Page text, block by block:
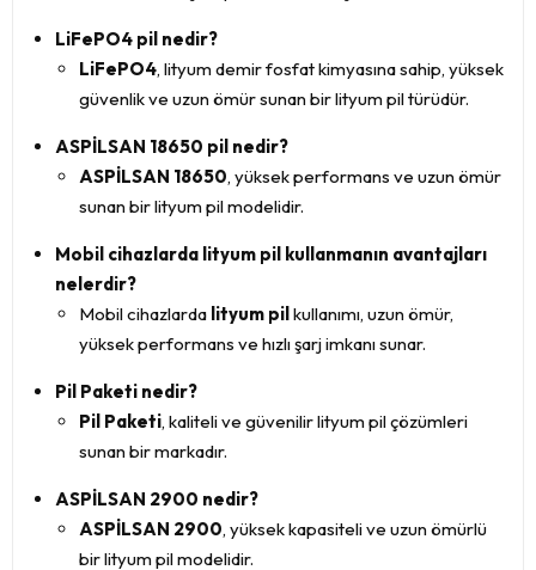
LiFePO4 pil nedir?
LiFePO4, lityum demir fosfat kimyasına sahip, yüksek
güvenlik ve uzun ömür sunan bir lityum pil türüdür.
ASPİLSAN 18650 pil nedir?
ASPİLSAN 18650, yüksek performans ve uzun ömür
sunan bir lityum pil modelidir.
Mobil cihazlarda lityum pil kullanmanın avantajları
nelerdir?
Mobil cihazlarda lityum pilkullanımı, uzun ömür,
yüksek performans ve hızlı şarj imkanı sunar.
Pil Paketi nedir?
Pil Paketi, kaliteli ve güvenilir lityum pil çözümleri
sunan bir markadır.
ASPİLSAN 2900 nedir?
ASPİLSAN 2900, yüksek kapasiteli ve uzun ömürlü
bir lityum pil modelidir.